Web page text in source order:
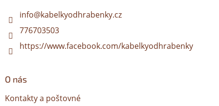
info@kabelkyodhrabenky.cz
776703503
https://www.facebook.com/kabelkyodhrabenky
O nás
Kontakty a poštovné